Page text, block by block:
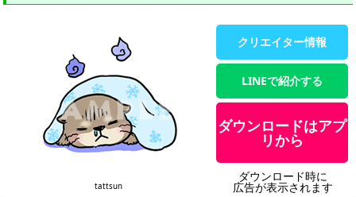
tattsun
クリエイター情報
LINEで紹介する
ダウンロードはアプ
リから
ダウンロード時に
広告が表示されます